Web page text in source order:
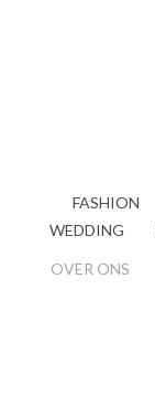
FASHION
WEDDING
OVER ONS